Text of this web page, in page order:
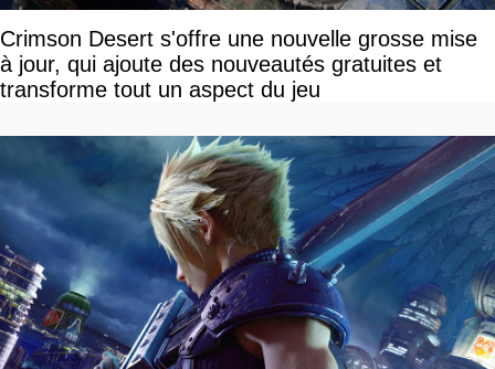
Crimson Desert s'offre une nouvelle grosse mise
à jour, qui ajoute des nouveautés gratuites et
transforme tout un aspect du jeu